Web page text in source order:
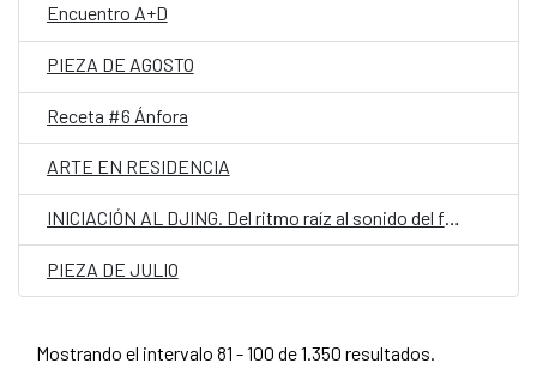
Encuentro A+D
PIEZA DE AGOSTO
Receta #6 Ánfora
ARTE EN RESIDENCIA
INICIACIÓN AL DJING. Del ritmo raíz al sonido del futuro
PIEZA DE JULIO
Mostrando el intervalo 81 - 100 de 1.350 resultados.